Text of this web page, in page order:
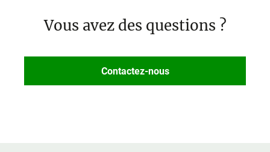
Vous avez des questions ?
Contactez-nous